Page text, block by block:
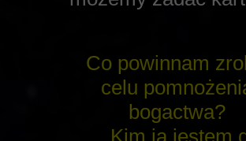
Co powinnam
celu
bogactwa?
Kim ja jestem